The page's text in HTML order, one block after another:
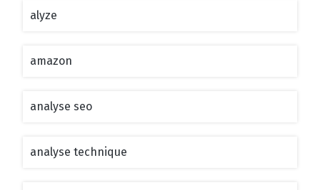
alyze
amazon
analyse seo
analyse technique